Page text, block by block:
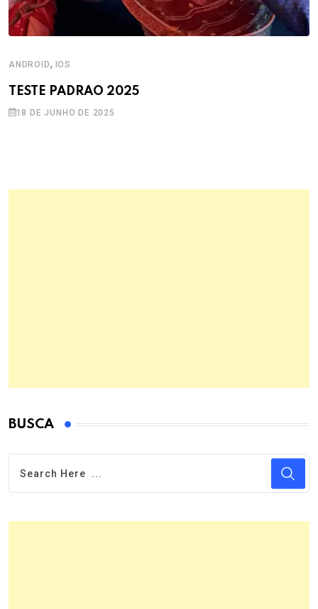
ANDROID, IOS
TESTE PADRAO 2025
18 DE JUNHO DE 2025
BUSCA